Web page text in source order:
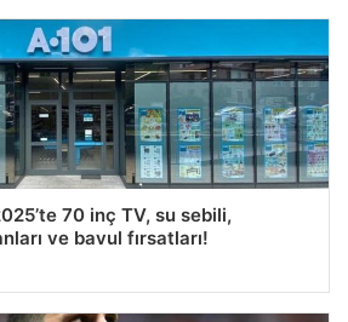
70 inç TV, su sebili,
ve bavul fırsatları!